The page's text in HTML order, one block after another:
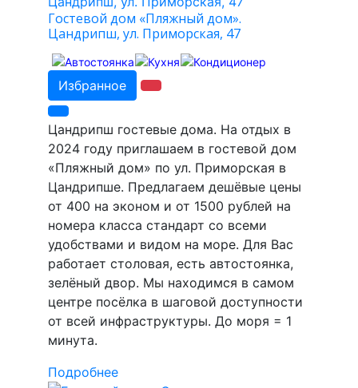
Гостевой дом «Пляжный дом».
Цандрипш, ул. Приморская, 47
Избранное
Цандрипш гостевые дома. На отдых в
2024 году приглашаем в гостевой дом
«Пляжный дом» по ул. Приморская в
Цандрипше. Предлагаем дешёвые цены
от 400 на эконом и от 1500 рублей на
номера класса стандарт со всеми
удобствами и видом на море. Для Вас
работает столовая, есть автостоянка,
зелёный двор. Мы находимся в самом
центре посёлка в шаговой доступности
от всей инфраструктуры. До моря = 1
минута.
Подробнее